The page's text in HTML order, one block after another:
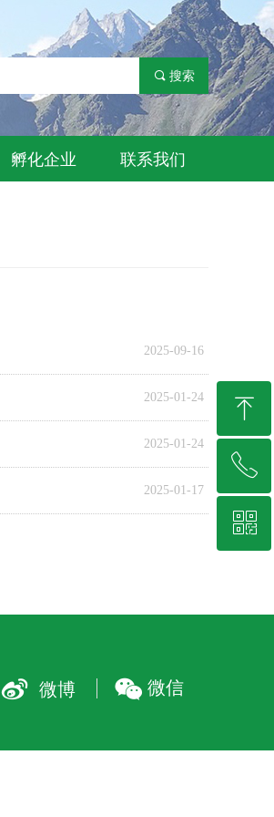
끠 搜索
孵化企业 联系我们
2025-09-16
2025-01-24
2025-01-24
2025-01-17
넇 微博 微信
너
ꁸ
回到顶部
ꂅ
0477-8125488
ꀥ